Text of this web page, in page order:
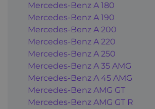
Mercedes-Benz A 180
Mercedes-Benz A 190
Mercedes-Benz A 200
Mercedes-Benz A 220
Mercedes-Benz A 250
Mercedes-Benz A 35 AMG
Mercedes-Benz A 45 AMG
Mercedes-Benz AMG GT
Mercedes-Benz AMG GT R